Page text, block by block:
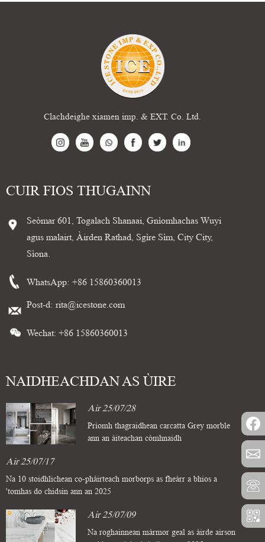
Clachdeighe xiamen imp. & EXT. Co. Ltd.
CUIR FIOS THUGAINN
Seòmar 601, Togalach Shanaai, Gnìomhachas Wuyi
agus malairt, Àirden Rathad, Sgìre Sìm, City City,
Sìona.
WhatsApp: +86 15860360013
Post-d: rita@icestone.com
Wechat: +86 15860360013
NAIDHEACHDAN AS ÙIRE
Air 25/07/28
Prìomh thagraidhean carcatta Grey morble
ann an àiteachan còmhnaidh
Air 25/07/17
Na 10 stoidhlichean co-phàirteach morborps as fheàrr a bhios a
'tomhas do chidsin ann an 2025
Air 25/07/09
Na roghainnean màrmor geal as àirde airson